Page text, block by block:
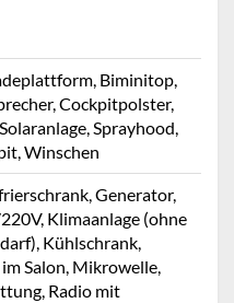
Biminitop,
Cockpitpolster,
Sprayhood,
Winschen
Generator,
Klimaanlage (ohne
Kühlschrank,
Salon, Mikrowelle,
Radio mit